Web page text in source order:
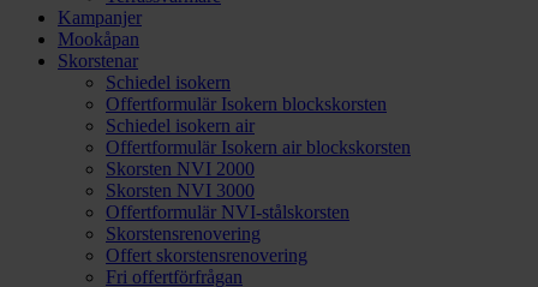
Kampanjer
Mookåpan
Skorstenar
Schiedel isokern
Offertformulär Isokern blockskorsten
Schiedel isokern air
Offertformulär Isokern air blockskorsten
Skorsten NVI 2000
Skorsten NVI 3000
Offertformulär NVI-stålskorsten
Skorstensrenovering
Offert skorstensrenovering
Fri offertförfrågan